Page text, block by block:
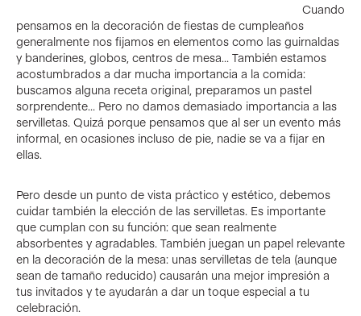
Cuando
pensamos en la decoración de fiestas de cumpleaños
generalmente nos fijamos en elementos como las guirnaldas
y banderines, globos, centros de mesa… También estamos
acostumbrados a dar mucha importancia a la comida:
buscamos alguna receta original, preparamos un pastel
sorprendente… Pero no damos demasiado importancia a las
servilletas. Quizá porque pensamos que al ser un evento más
informal, en ocasiones incluso de pie, nadie se va a fijar en
ellas.
Pero desde un punto de vista práctico y estético, debemos
cuidar también la elección de las servilletas. Es importante
que cumplan con su función: que sean realmente
absorbentes y agradables. También juegan un papel relevante
en la decoración de la mesa: unas servilletas de tela (aunque
sean de tamaño reducido) causarán una mejor impresión a
tus invitados y te ayudarán a dar un toque especial a tu
celebración.